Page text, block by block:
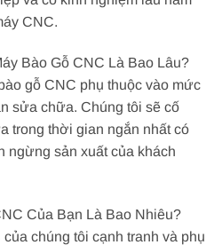
CNC.
Bào Gỗ CNC Là Bao Lâu?
gỗ CNC phụ thuộc vào mức
sửa chữa. Chúng tôi sẽ cố
trong thời gian ngắn nhất có
ngừng sản xuất của khách
Của Bạn Là Bao Nhiêu?
chúng tôi cạnh tranh và phụ